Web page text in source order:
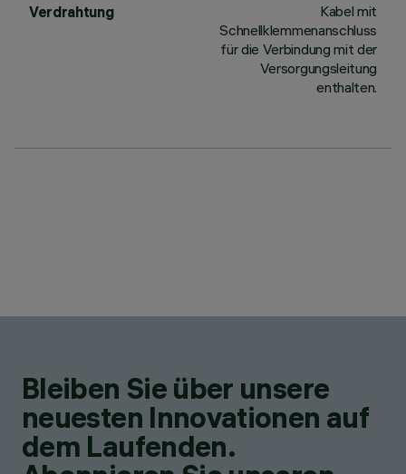
Verdrahtung
Kabel mit
Schnellklemmenanschluss
für die Verbindung mit der
Versorgungsleitung
enthalten.
Bleiben Sie über unsere
neuesten Innovationen auf
dem Laufenden.